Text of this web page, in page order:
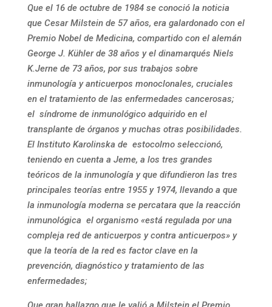
Que el 16 de octubre de 1984 se conoció la noticia
que Cesar Milstein de 57 años, era galardonado con el
Premio Nobel de Medicina, compartido con el alemán
George J. Kühler de 38 años y el dinamarqués Niels
K.Jerne de 73 años, por sus trabajos sobre
inmunología y anticuerpos monoclonales, cruciales
en el tratamiento de las enfermedades cancerosas;
el síndrome de inmunológico adquirido en el
transplante de órganos y muchas otras posibilidades.
El Instituto Karolinska de estocolmo seleccionó,
teniendo en cuenta a Jeme, a los tres grandes
teóricos de la inmunología y que difundieron las tres
principales teorías entre 1955 y 1974, llevando a que
la inmunología moderna se percatara que la reacción
inmunológica el organismo «está regulada por una
compleja red de anticuerpos y contra anticuerpos» y
que la teoría de la red es factor clave en la
prevención, diagnóstico y tratamiento de las
enfermedades;